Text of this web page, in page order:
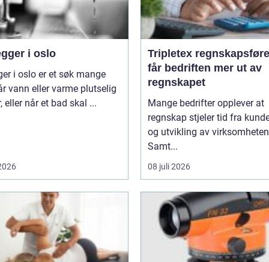
i oslo
i oslo er et søk mange
vann eller varme plutselig
eller når et bad skal ...
Tripletex regnskapsfører
får bedriften mer ut av
regnskapet
Mange bedrifter opplever at
regnskap stjeler tid fra
og utvikling av
Samt...
08 juli 2026